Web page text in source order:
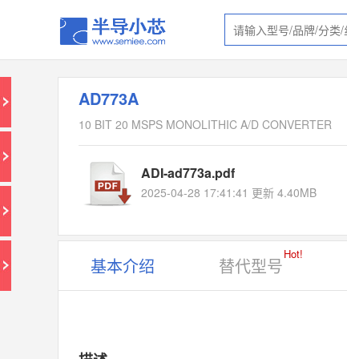
AD773A
10 BIT 20 MSPS MONOLITHIC A/D CONVERTER
ADI-ad773a.pdf
2025-04-28 17:41:41 更新 4.40MB
基本介绍 替代型号
Hot!